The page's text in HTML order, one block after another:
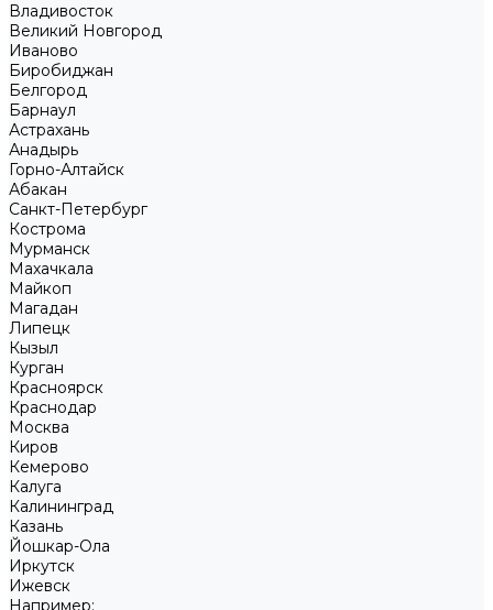
Владивосток
Великий Новгород
Иваново
Биробиджан
Белгород
Барнаул
Астрахань
Анадырь
Горно-Алтайск
Абакан
Санкт-Петербург
Кострома
Мурманск
Махачкала
Майкоп
Магадан
Липецк
Кызыл
Курган
Красноярск
Краснодар
Москва
Киров
Кемерово
Калуга
Калининград
Казань
Йошкар-Ола
Иркутск
Ижевск
Например: